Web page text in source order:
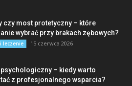
czy most protetyczny – które
wybrać przy brakach zębowych?
leczenie 15 czerwca 2026
psychologiczny – kiedy warto
z profesjonalnego wsparcia?